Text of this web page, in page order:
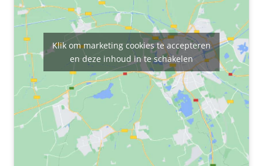
Klik om marketing cookies te accepteren
en deze inhoud in te schakelen